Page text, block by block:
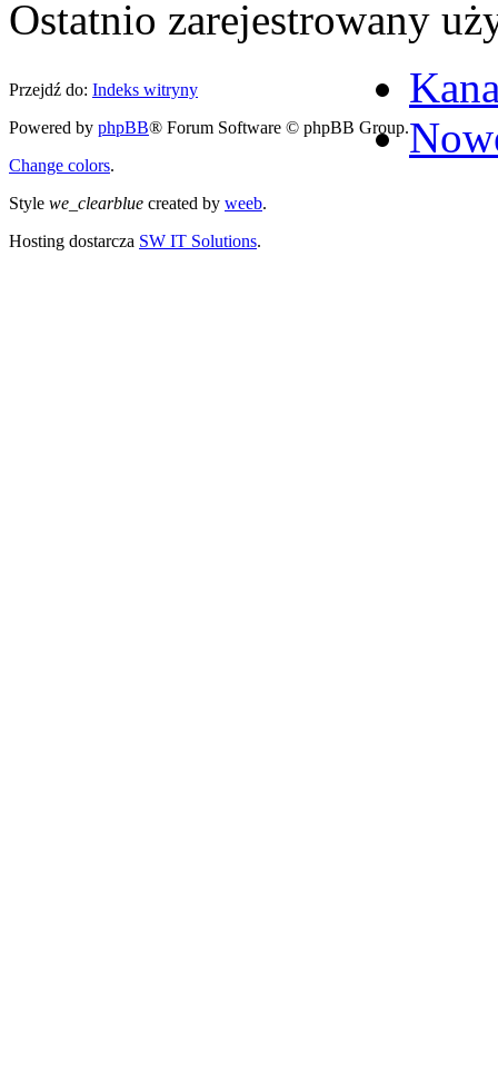
Ostatnio zarejestrowany
Przejdź do: Indeks witryny
Powered by phpBB® Forum Software © phpBB Group.
Change colors.
Style we_clearblue created by weeb.
Hosting dostarcza SW IT Solutions.